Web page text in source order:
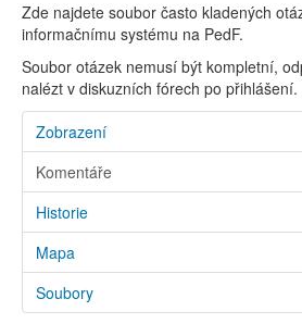
Zde najdete soubor často kladených
informačnímu systému na PedF.
Soubor otázek nemusí být kompletní,
nalézt v diskuzních fórech po přihlášení.
Zobrazení
Komentáře
Historie
Mapa
Soubory